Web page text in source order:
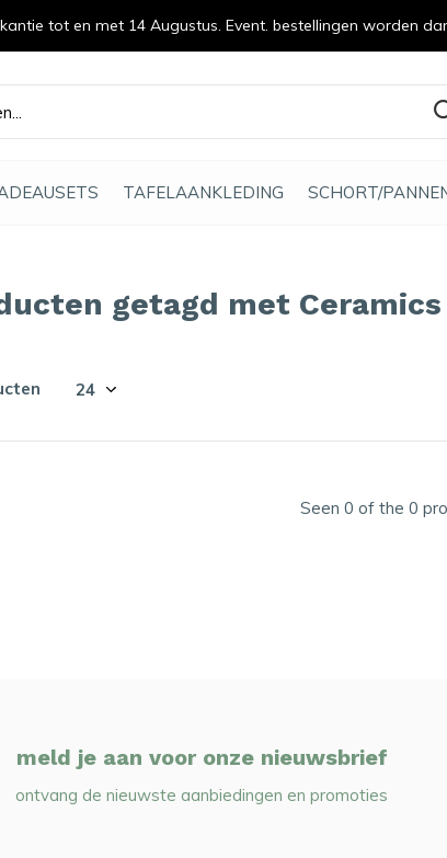
TAFELAANKLEDING SCHORT/
getagd met
Seen 0 of the 0
meld je aan voor onze nieuwsbrief
ontvang de nieuwste aanbiedingen en promoties
tot en met 14 Augustus. Event. bestellingen worden